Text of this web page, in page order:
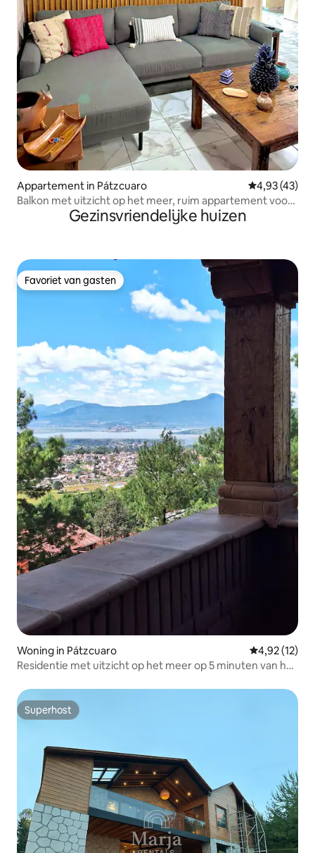
Appartement in Pátzcuaro Gemiddelde
4,93 (43)
Balkon met uitzicht op het meer, ruim appartement voor
6 personen, parkeerplaats
Gezinsvriendelijke huizen
Favoriet van gasten
Favoriet van gasten
Woning in Pátzcuaro Gemiddelde
4,92 (12)
Residentie met uitzicht op het meer op 5 minuten van het
Superhost
Superhost